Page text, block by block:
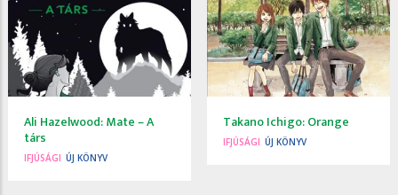
Ali Hazelwood: Mate ​– A
társ
IFJÚSÁGI ÚJ KÖNYV
Takano Ichigo: Orange
IFJÚSÁGI ÚJ KÖNYV